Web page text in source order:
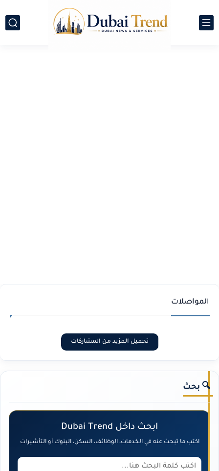
المواصلات
تحميل المزيد من المشاركات
🔍 بحث
ابحث داخل Dubai Trend
اكتب ما تبحث عنه في الخدمات، الوظائف، السكن، البنوك أو التأشيرات